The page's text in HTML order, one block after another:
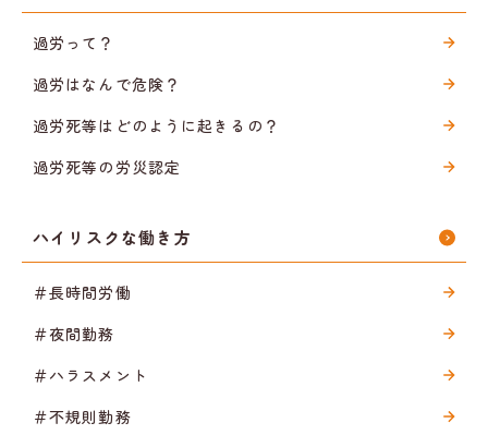
過労って？
過労はなんで危険？
過労死等はどのように起きるの？
過労死等の労災認定
ハイリスクな働き方
＃長時間労働
＃夜間勤務
＃ハラスメント
＃不規則勤務